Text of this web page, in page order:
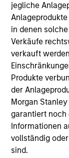
jegliche
in denen
Verkäufe
verkauft
Produkte
der
Morgan
garantiert
Informationen
vollständig
sind.
Our
resources
based